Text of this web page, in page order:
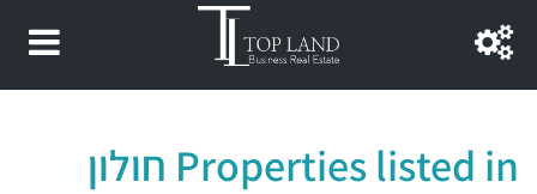
Properties listed in חולון